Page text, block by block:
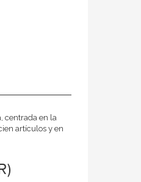
centrada en la
artículos y en